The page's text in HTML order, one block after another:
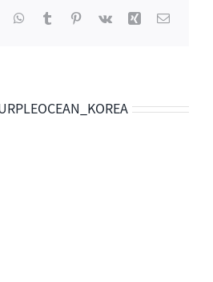
WhatsApp
TumblrPinterest
Vk Xing 이